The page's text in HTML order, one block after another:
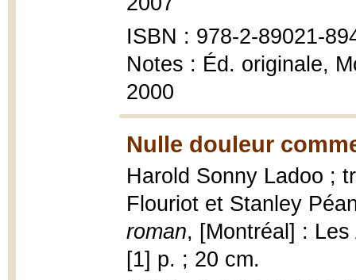
ISBN : 978-2-89021-
Notes : Éd. originale,
2000
Nulle douleur
Harold Sonny Ladoo ;
Flouriot et Stanley
roman, [Montréal] :
[1] p. ; 20 cm.